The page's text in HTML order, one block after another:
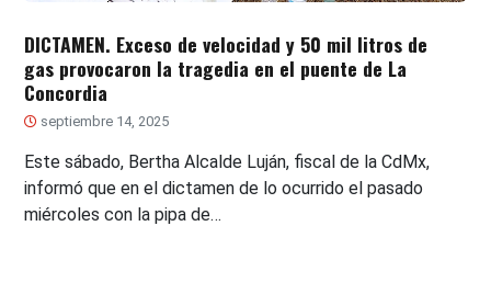
DICTAMEN. Exceso de velocidad y 50 mil litros de
gas provocaron la tragedia en el puente de La
Concordia
septiembre 14, 2025
Este sábado, Bertha Alcalde Luján, fiscal de la CdMx,
informó que en el dictamen de lo ocurrido el pasado
miércoles con la pipa de…